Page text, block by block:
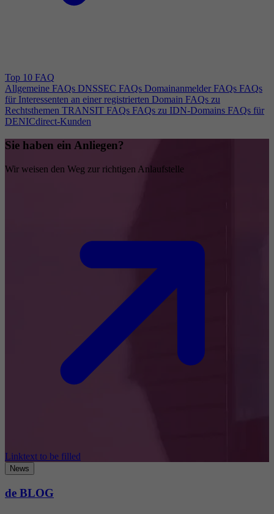
Top 10 FAQ
Allgemeine FAQs DNSSEC FAQs Domainanmelder FAQs FAQs
für Interessenten an einer registrierten Domain FAQs zu
Rechtsthemen TRANSIT FAQs FAQs zu IDN-Domains FAQs für
DENICdirect-Kunden
Sie haben ein Anliegen?
Wir weisen den Weg zur richtigen Anlaufstelle
Linktext to be filled
News
de BLOG